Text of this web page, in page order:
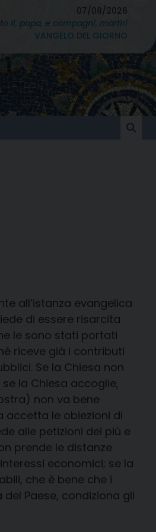
07/08/2026
II, papa, e compagni, martiri
VANGELO DEL GIORNO
all’istanza evangelica
di essere risarcita
le sono stati portati
riceve già i contributi
Se la Chiesa non
la Chiesa accoglie,
non va bene
accetta le obiezioni di
alle petizioni dei più e
prende le distanze
economici; se la
che è bene che i
Paese, condiziona gli